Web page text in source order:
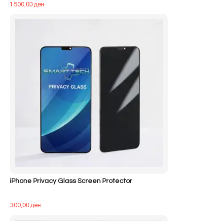
1.500,00ден
iPhone Privacy Glass Screen Protector
300,00ден